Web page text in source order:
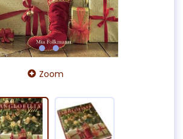
Zoom